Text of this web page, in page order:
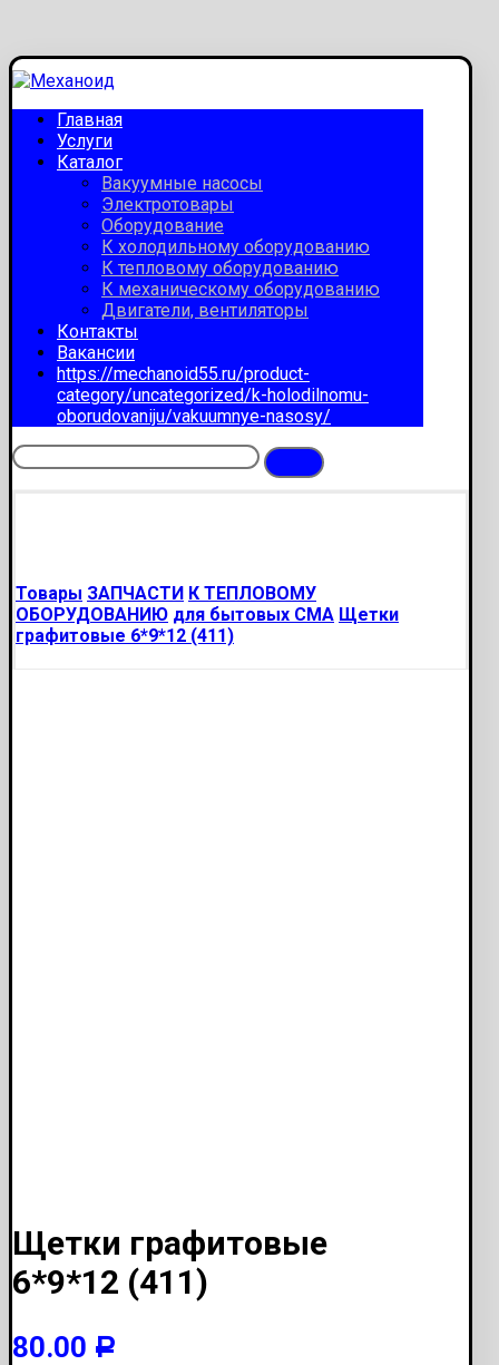
Главная
Услуги
Каталог
Вакуумные насосы
Электротовары
Оборудование
К холодильному оборудованию
К тепловому оборудованию
К механическому оборудованию
Двигатели, вентиляторы
Контакты
Вакансии
https://mechanoid55.ru/product-
category/uncategorized/k-holodilnomu-
oborudovaniju/vakuumnye-nasosy/
Товары ЗАПЧАСТИ К ТЕПЛОВОМУ
ОБОРУДОВАНИЮ для бытовых СМА Щетки
графитовые 6*9*12 (411)
Щетки графитовые
6*9*12 (411)
80.00 Р